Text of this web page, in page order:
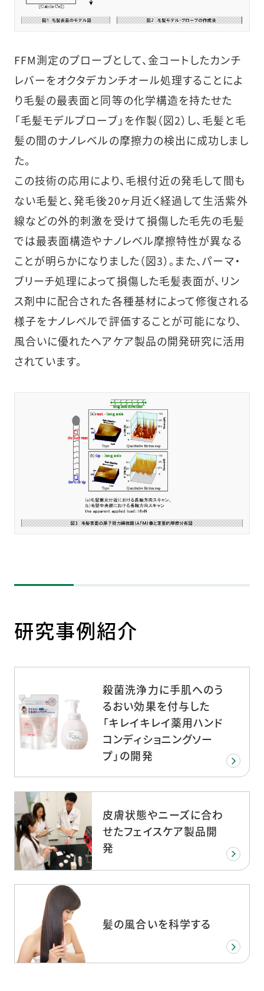
FFM測定のプローブとして、金コートしたカンチ
レバーをオクタデカンチオール処理することによ
り毛髪の最表面と同等の化学構造を持たせた
「毛髪モデルプローブ」を作製（図2）し、毛髪と毛
髪の間のナノレベルの摩擦力の検出に成功しまし
た。
この技術の応用により、毛根付近の発毛して間も
ない毛髪と、発毛後20ヶ月近く経過して生活紫外
線などの外的刺激を受けて損傷した毛先の毛髪
では最表面構造やナノレベル摩擦特性が異なる
ことが明らかになりました（図3）。また、パーマ・
ブリーチ処理によって損傷した毛髪表面が、リン
ス剤中に配合された各種基材によって修復される
様子をナノレベルで評価することが可能になり、
風合いに優れたヘアケア製品の開発研究に活用
されています。
研究事例紹介
殺菌洗浄力に手肌へのう
るおい効果を付与した
「キレイキレイ薬用ハンド
コンディショニングソー
プ」の開発
皮膚状態やニーズに合わ
せたフェイスケア製品開
発
髪の風合いを科学する